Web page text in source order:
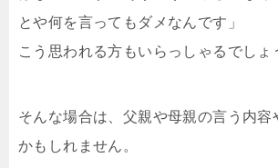
とや何を言ってもダメなんです」
こう思われる方もいらっしゃるでしょ
そんな場合は、父親や母親の言う内容
かもしれません。